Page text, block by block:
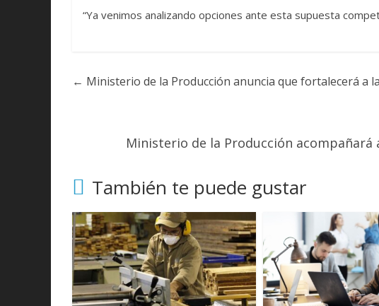
“Ya venimos analizando opciones ante esta supuesta
← Ministerio de la Producción anuncia que fortalecerá a
Ministerio de la Producción
También te puede gustar